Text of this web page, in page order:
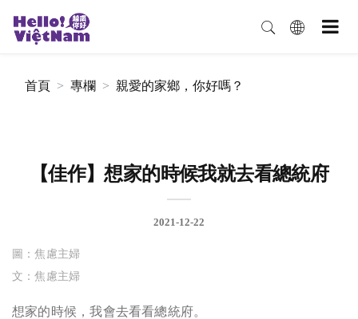
首頁 專欄 親愛的家鄉，你好嗎？
【佳作】想家的時候我就去看總統府
2021-12-22
圖：焦慮主婦
文：焦慮主婦
想家的時候，我會去看看總統府。